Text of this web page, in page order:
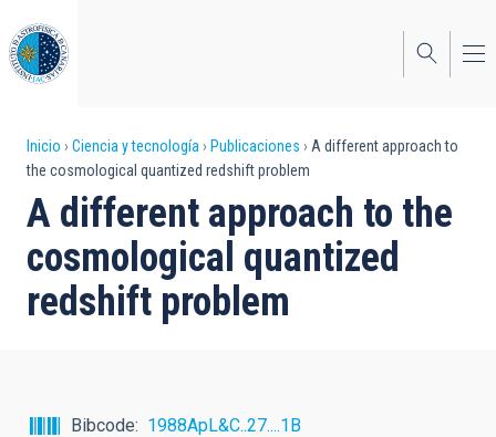
al
contenido
principal
Sobrescribir
enlaces
de
ayuda
a
Inicio Ciencia y tecnología Publicaciones
A different approach to
the cosmological quantized redshift problem
A different approach to the
cosmological quantized
redshift problem
Bibcode 1988ApL&C..27....1B